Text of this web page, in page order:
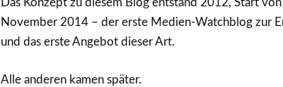
Das Konzept zu diesem Blog entstand 2012, Start von
November 2014 – der erste Medien-Watchblog zur
und das erste Angebot dieser Art.
Alle anderen kamen später.